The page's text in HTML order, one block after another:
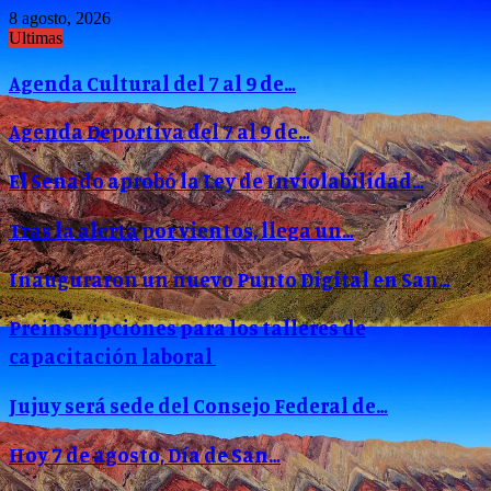
8 agosto, 2026
Ultimas
Agenda Cultural del 7 al 9 de…
Agenda Deportiva del 7 al 9 de…
El Senado aprobó la Ley de Inviolabilidad…
Tras la alerta por vientos, llega un…
Inauguraron un nuevo Punto Digital en San…
Preinscripciones para los talleres de
capacitación laboral
Jujuy será sede del Consejo Federal de…
Hoy 7 de agosto, Día de San…